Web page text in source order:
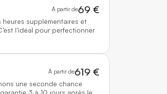
À partir de69 €
supplémentaires et
l’idéal pour perfectionner
À partir de619 €
une seconde chance